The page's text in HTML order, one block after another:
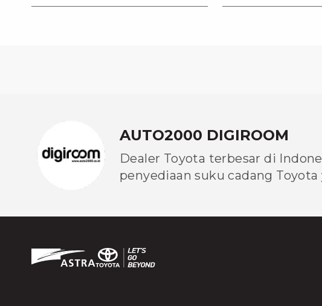
Anda?
AUTO2000 DIGIROOM
Dealer Toyota terbesar di
penyediaan suku cadang